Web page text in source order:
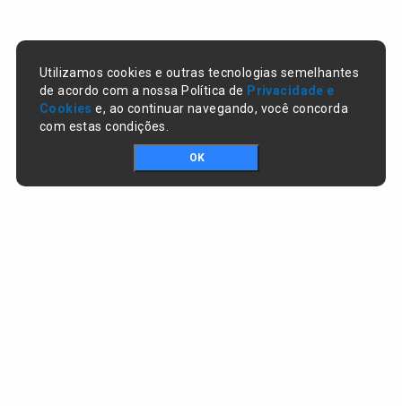
Utilizamos cookies e outras tecnologias semelhantes
de acordo com a nossa Política de Privacidade e
Cookies e, ao continuar navegando, você concorda
com estas condições.
OK